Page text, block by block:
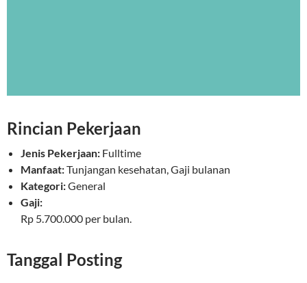
Rincian Pekerjaan
Jenis Pekerjaan: Fulltime
Manfaat:Tunjangan kesehatan, Gaji bulanan
Kategori:General
Gaji:
Rp 5.700.000 per bulan.
Tanggal Posting